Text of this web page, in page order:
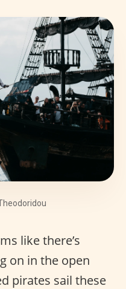
like there’s
on in the open
pirates sail these